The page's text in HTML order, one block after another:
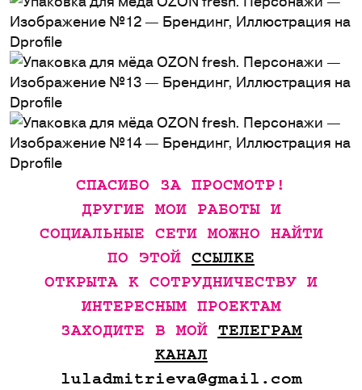
СПАСИБО ЗА ПРОСМОТР!
ДРУГИЕ МОИ РАБОТЫ И
СОЦИАЛЬНЫЕ СЕТИ МОЖНО НАЙТИ
ПО ЭТОЙ ССЫЛКЕ
ОТКРЫТА К СОТРУДНИЧЕСТВУ И
ИНТЕРЕСНЫМ ПРОЕКТАМ
ЗАХОДИТЕ В МОЙ ТЕЛЕГРАМ
КАНАЛ
luladmitrieva@gmail.com